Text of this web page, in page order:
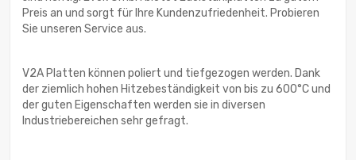
Preis an und sorgt für Ihre Kundenzufriedenheit. Probieren
Sie unseren Service aus.
V2A Platten können poliert und tiefgezogen werden. Dank
der ziemlich hohen Hitzebeständigkeit von bis zu 600°C und
der guten Eigenschaften werden sie in diversen
Industriebereichen sehr gefragt.